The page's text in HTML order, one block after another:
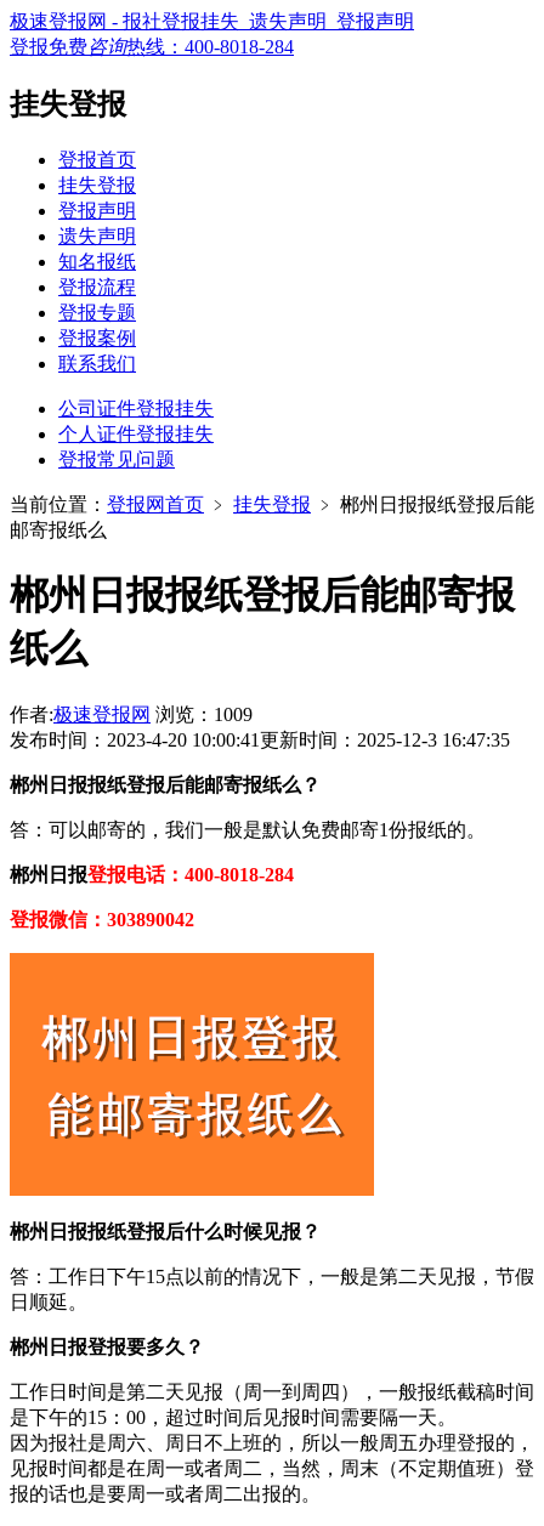
极速登报网 - 报社登报挂失_遗失声明_登报声明
登报免费咨询热线： 400-8018-284
挂失登报
登报首页
挂失登报
登报声明
遗失声明
知名报纸
登报流程
登报专题
登报案例
联系我们
公司证件登报挂失
个人证件登报挂失
登报常见问题
当前位置： 登报网首页 ﹥ 挂失登报 ﹥ 郴州日报报纸登报后能
邮寄报纸么
郴州日报报纸登报后能邮寄报
纸么
作者:极速登报网 浏览：1009
发布时间：2023-4-20 10:00:41更新时间：2025-12-3 16:47:35
郴州日报报纸登报后能邮寄报纸么？
答：可以邮寄的，我们一般是默认免费邮寄1份报纸的。
郴州日报登报电话：400-8018-284
登报微信：303890042
郴州日报报纸登报后什么时候见报？
答：工作日下午15点以前的情况下，一般是第二天见报，节假
日顺延。
郴州日报登报要多久？
工作日时间是第二天见报（周一到周四），一般报纸截稿时间
是下午的15：00，超过时间后见报时间需要隔一天。
因为报社是周六、周日不上班的，所以一般周五办理登报的，
见报时间都是在周一或者周二，当然，周末（不定期值班）登
报的话也是要周一或者周二出报的。